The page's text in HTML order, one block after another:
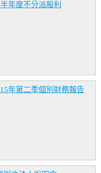
年度不分派股利
年第二季個別財務報告